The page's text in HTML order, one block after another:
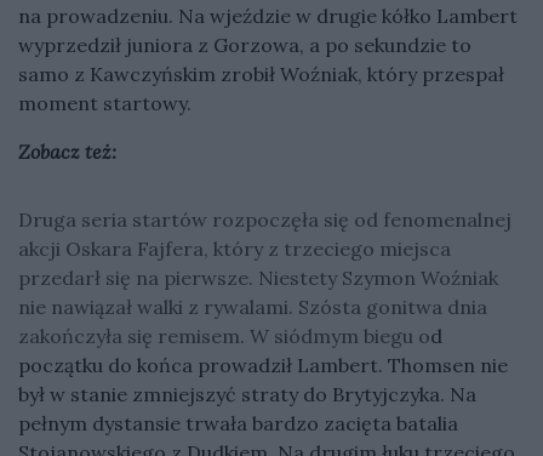
na prowadzeniu. Na wjeździe w drugie kółko Lambert
wyprzedził juniora z Gorzowa, a po sekundzie to
samo z Kawczyńskim zrobił Woźniak, który przespał
moment startowy.
Zobacz też:
Druga seria startów rozpoczęła się od fenomenalnej
akcji Oskara Fajfera, który z trzeciego miejsca
przedarł się na pierwsze. Niestety Szymon Woźniak
nie nawiązał walki z rywalami. Szósta gonitwa dnia
zakończyła się remisem. W siódmym biegu od
początku do końca prowadził Lambert. Thomsen nie
był w stanie zmniejszyć straty do Brytyjczyka. Na
pełnym dystansie trwała bardzo zacięta batalia